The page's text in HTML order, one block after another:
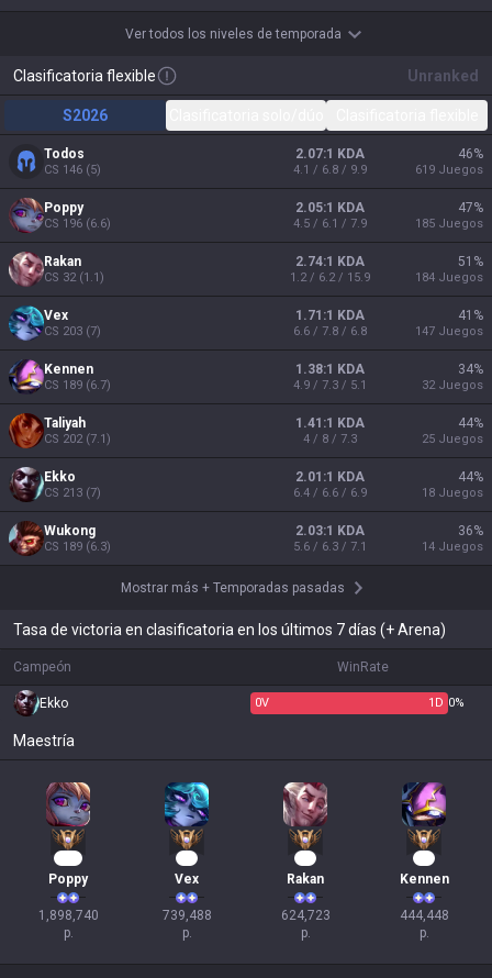
Ver todos los niveles de temporada
Clasificatoria flexible Unranked
S2026
Todos
CS 146 (5)
2.07:1 KDA
4.1 / 6.8 / 9.9
46%
619 Juegos
Poppy
CS 196 (6.6)
2.05:1 KDA
4.5 / 6.1 / 7.9
47%
185 Juegos
Rakan
CS 32(1.1)
2.74:1 KDA
1.2 / 6.2 / 15.9
51 %
184 Juegos
Vex
CS 203 (7)
1.71:1 KDA
6.6 / 7.8 / 6.8
41 %
147 Juegos
Kennen
CS 189 (6.7)
1.38:1 KDA
4.9 / 7.3 / 5.1
34%
32 Juegos
Taliyah
CS 202(7.1)
1.41:1 KDA
4 / 8 / 7.3
44%
25 Juegos
Ekko
CS 213 (7)
2.01:1 KDA
6.4 / 6.6 / 6.9
44%
18 Juegos
Wukong
CS 189 (6.3)
2.03:1 KDA
5.6 / 6.3 / 7.1
36%
14 Juegos
Mostrar más + Temporadas pasadas
Tasa de victoria en clasificatoria en los últimos 7 días (+ Arena)
Campeón WinRate
Ekko 0V 1 D 0%
Maestría
Poppy
1,898,740
p.
Vex
739,488
p.
Rakan
624,723
p.
Kennen
444,448
p.